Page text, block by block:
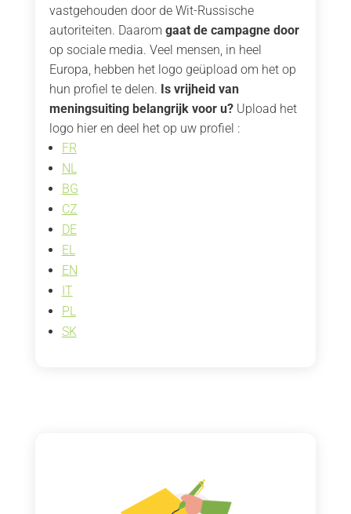
vastgehouden door de Wit-Russische
autoriteiten. Daarom gaat de campagne door
op sociale media. Veel mensen, in heel
Europa, hebben het logo geüpload om het op
hun profiel te delen. Is vrijheid van
meningsuiting belangrijk voor u?Upload het
logo hier en deel het op uw profiel :
FR
NL
BG
CZ
DE
EL
EN
IT
PL
SK